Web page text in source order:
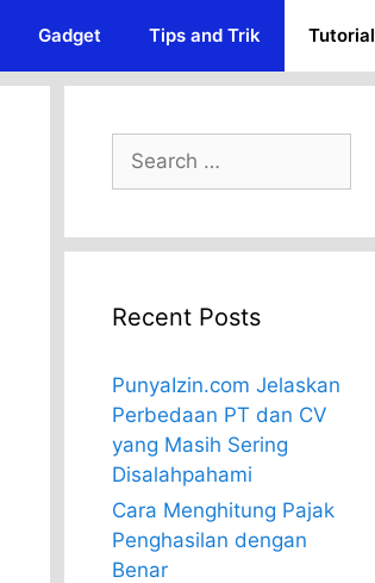
Gadget Tips and Trik Tutorial
Search
for:
Recent Posts
PunyaIzin.com Jelaskan
Perbedaan PT dan CV
yang Masih Sering
Disalahpahami
Cara Menghitung Pajak
Penghasilan dengan
Benar